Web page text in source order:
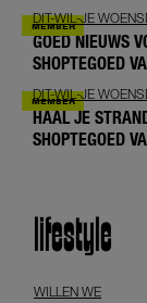
DIT-WIL-JE
GOED NIEUWS
SHOPTEGOED
DIT-WIL-JE
HAAL JE
SHOPTEGOED
lifestyle
WILLEN WE